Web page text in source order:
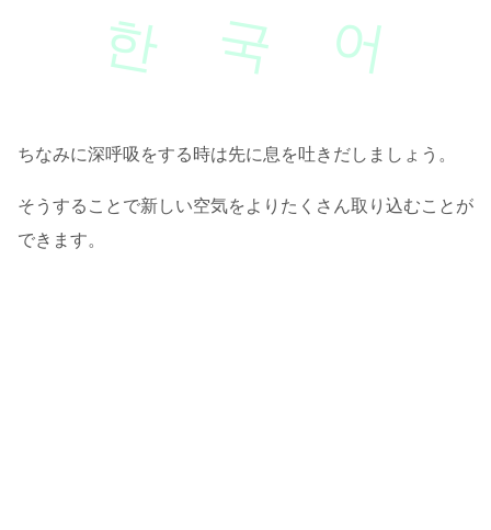
한 국 어
ちなみに深呼吸をする時は先に息を吐きだしましょう。
そうすることで新しい空気をよりたくさん取り込むことが
できます。